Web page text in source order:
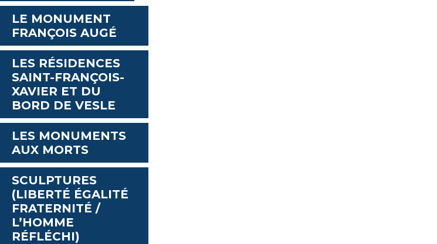
LE MONUMENT
FRANÇOIS AUGÉ
LES RÉSIDENCES
SAINT-FRANÇOIS-
XAVIER ET DU
BORD DE VESLE
LES MONUMENTS
AUX MORTS
SCULPTURES
(LIBERTÉ ÉGALITÉ
FRATERNITÉ /
L’HOMME
RÉFLÉCHI)